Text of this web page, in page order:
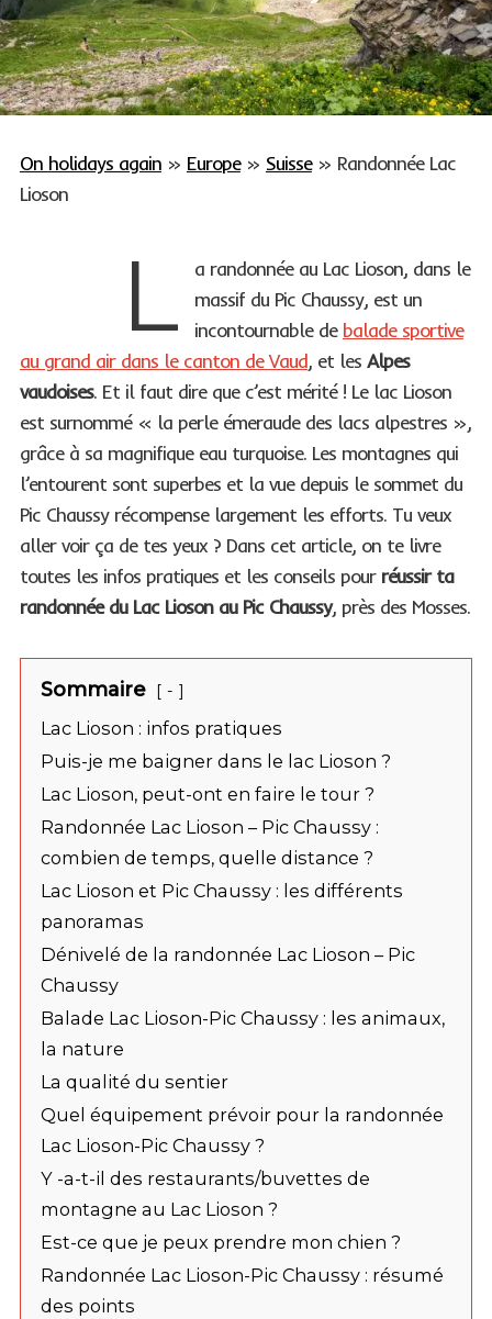
On holidays again» Europe» Suisse» Randonnée Lac
Lioson
L
a randonnée au Lac Lioson, dans le
massif du Pic Chaussy, est un
incontournable de balade sportive
au grand air dans le canton de Vaud, et les Alpes
vaudoises. Et il faut dire que c’est mérité ! Le lac Lioson
est surnommé « la perle émeraude des lacs alpestres »,
grâce à sa magnifique eau turquoise. Les montagnes qui
l’entourent sont superbes et la vue depuis le sommet du
Pic Chaussy récompense largement les efforts. Tu veux
aller voir ça de tes yeux ? Dans cet article, on te livre
toutes les infos pratiques et les conseils pour réussir ta
randonnée du Lac Lioson au Pic Chaussy, près des Mosses.
Sommaire -
Lac Lioson : infos pratiques
Puis-je me baigner dans le lac Lioson ?
Lac Lioson, peut-ont en faire le tour ?
Randonnée Lac Lioson – Pic Chaussy :
combien de temps, quelle distance ?
Lac Lioson et Pic Chaussy : les différents
panoramas
Dénivelé de la randonnée Lac Lioson – Pic
Chaussy
Balade Lac Lioson-Pic Chaussy : les animaux,
la nature
La qualité du sentier
Quel équipement prévoir pour la randonnée
Lac Lioson-Pic Chaussy ?
Y -a-t-il des restaurants/buvettes de
montagne au Lac Lioson ?
Est-ce que je peux prendre mon chien ?
Randonnée Lac Lioson-Pic Chaussy : résumé
des points